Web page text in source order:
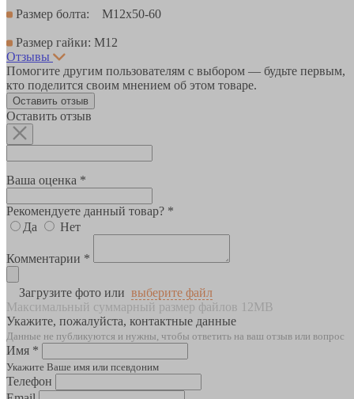
Размер болта: М12х50-60
Размер гайки: М12
Отзывы
Помогите другим пользователям с выбором — будьте первым,
кто поделится своим мнением об этом товаре.
Оставить отзыв
Оставить отзыв
Ваша оценка *
Рекомендуете данный товар? *
Да
Нет
Комментарии *
Загрузите фото или выберите файл
Максимальный суммарный размер файлов 12MB
Укажите, пожалуйста, контактные данные
Данные не публикуются и нужны, чтобы ответить на ваш отзыв или вопрос
Имя *
Укажите Ваше имя или псевдоним
Телефон